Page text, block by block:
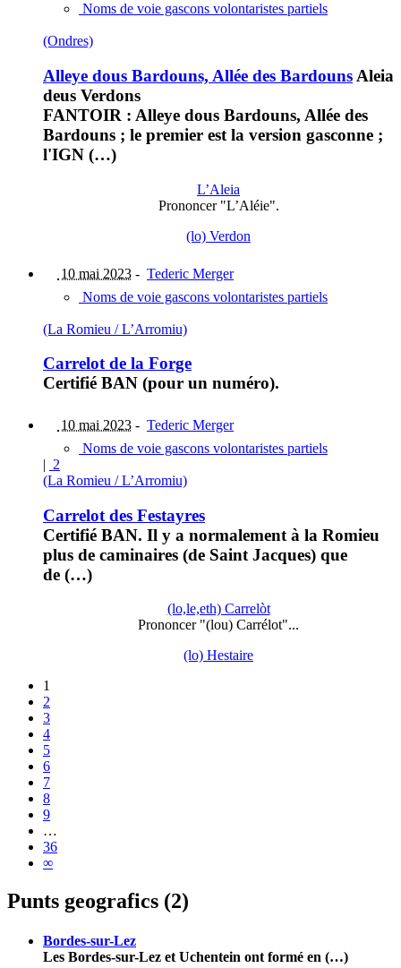
Noms de voie gascons volontaristes partiels
(Ondres)
Alleye dous Bardouns, Allée des Bardouns Aleia
deus Verdons
FANTOIR : Alleye dous Bardouns, Allée des
Bardouns ; le premier est la version gasconne ;
l'IGN (…)
L’Aleia
Prononcer "L’Aléie".
(lo) Verdon
10 mai 2023 - Tederic Merger
Noms de voie gascons volontaristes partiels
(La Romieu / L’Arromiu)
Carrelot de la Forge
Certifié BAN (pour un numéro).
10 mai 2023 - Tederic Merger
Noms de voie gascons volontaristes partiels
| 2
(La Romieu / L’Arromiu)
Carrelot des Festayres
Certifié BAN. Il y a normalement à la Romieu
plus de caminaires (de Saint Jacques) que
de (…)
(lo,le,eth) Carrelòt
Prononcer "(lou) Carrélot"...
(lo) Hestaire
1
2
3
4
5
6
7
8
9
…
36
∞
Punts geografics (2)
Bordes-sur-Lez
Les Bordes-sur-Lez et Uchentein ont formé en (…)